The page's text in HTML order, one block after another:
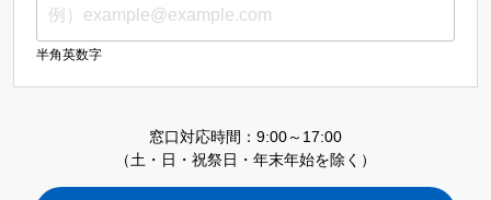
半角英数字
窓口対応時間：9:00～17:00
（土・日・祝祭日・年末年始を除く）